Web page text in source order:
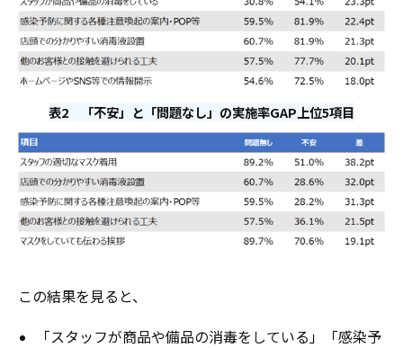
表2 「不安」と「問題なし」の実施率GAP上位5項目
この結果を見ると、
「スタッフが商品や備品の消毒をしている」「感染予